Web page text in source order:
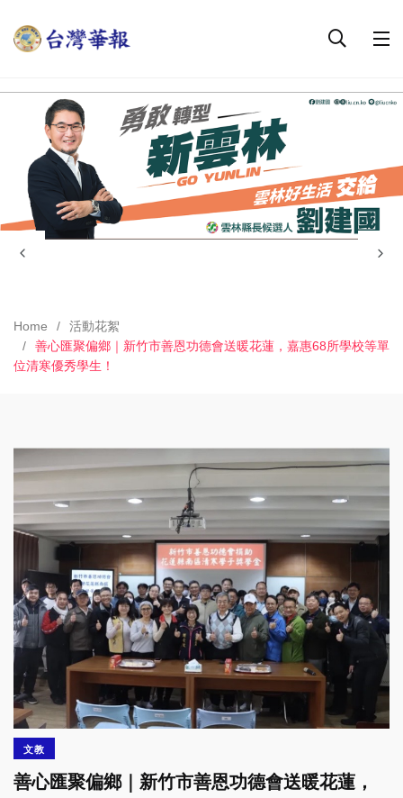
Home
活動花絮
善心匯聚偏鄉｜新竹市善恩功德會送暖花蓮，嘉惠68所學校等單
位清寒優秀學生！
文教
善心匯聚偏鄉｜新竹市善恩功德會送暖花蓮，